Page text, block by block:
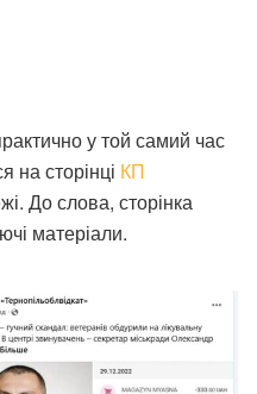
у той самий час
на сторінці КП
До слова, сторінка
матеріали.